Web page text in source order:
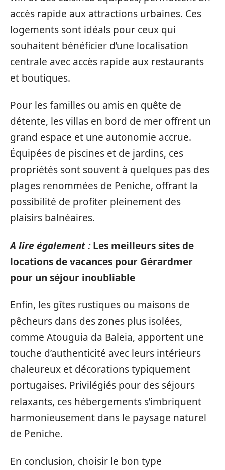
accès rapide aux attractions urbaines. Ces
logements sont idéals pour ceux qui
souhaitent bénéficier d’une localisation
centrale avec accès rapide aux restaurants
et boutiques.
Pour les familles ou amis en quête de
détente, les villas en bord de mer offrent un
grand espace et une autonomie accrue.
Équipées de piscines et de jardins, ces
propriétés sont souvent à quelques pas des
plages renommées de Peniche, offrant la
possibilité de profiter pleinement des
plaisirs balnéaires.
A lire également : Les meilleurs sites de
locations de vacances pour Gérardmer
pour un séjour inoubliable
Enfin, les gîtes rustiques ou maisons de
pêcheurs dans des zones plus isolées,
comme Atouguia da Baleia, apportent une
touche d’authenticité avec leurs intérieurs
chaleureux et décorations typiquement
portugaises. Privilégiés pour des séjours
relaxants, ces hébergements s’imbriquent
harmonieusement dans le paysage naturel
de Peniche.
En conclusion, choisir le bon type